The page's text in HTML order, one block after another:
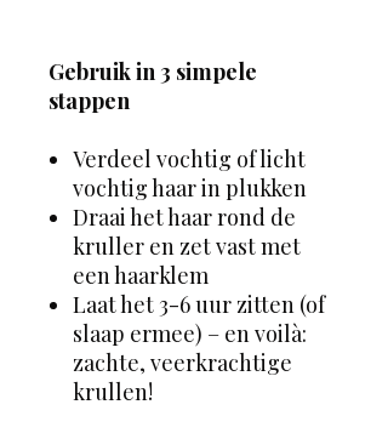
Gebruik in 3 simpele
stappen
Verdeel vochtig of licht
vochtig haar in plukken
Draai het haar rond de
kruller en zet vast met
een haarklem
Laat het 3-6 uur zitten (of
slaap ermee) – en voilà:
zachte, veerkrachtige
krullen!